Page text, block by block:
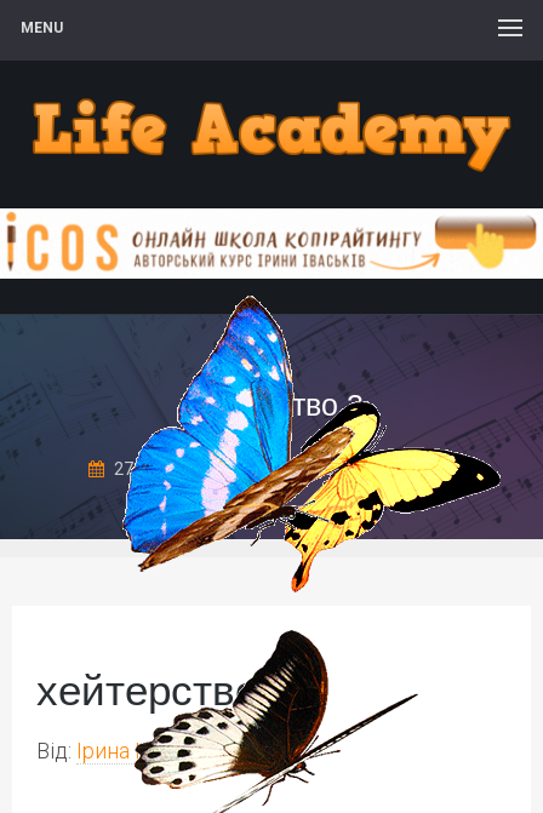
MENU
хейтерство 3
27 Липня, 2020 Leave a comment
хейтерство 3
Від: Ірина Іваськів